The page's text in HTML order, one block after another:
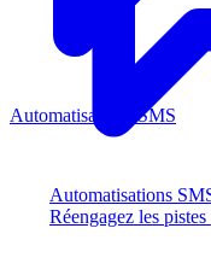
Automatisations
Réengagez les
Automatisations SMS